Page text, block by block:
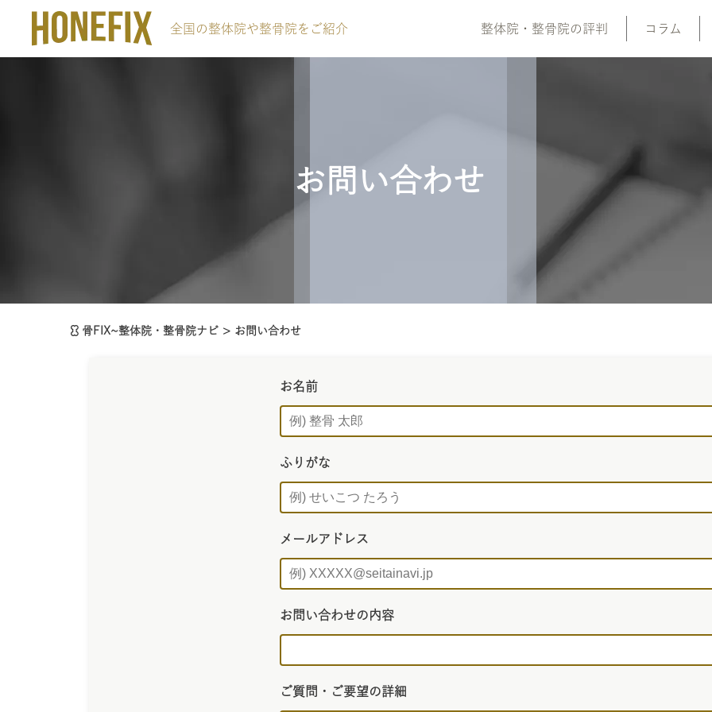
全国の整体院や整骨院をご紹介 整体院・整骨院の評判 コラム
お問い合わせ
骨FIX~整体院・整骨院ナビ > お問い合わせ
お名前
ふりがな
メールアドレス
お問い合わせの内容
ご質問・ご要望の詳細